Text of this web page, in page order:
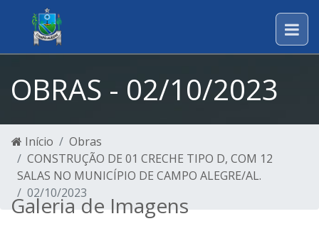
OBRAS - 02/10/2023
Início
Obras
CONSTRUÇÃO DE 01 CRECHE TIPO D, COM 12
SALAS NO MUNICÍPIO DE CAMPO ALEGRE/AL.
02/10/2023
Galeria de Imagens